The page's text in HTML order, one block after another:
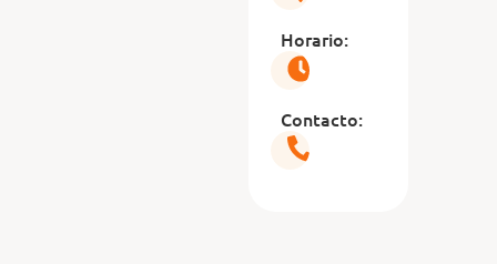
Horario:
Contacto: